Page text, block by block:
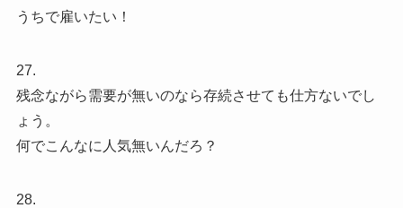
うちで雇いたい！
27.
残念ながら需要が無いのなら存続させても仕方ないでし
ょう。
何でこんなに人気無いんだろ？
28.